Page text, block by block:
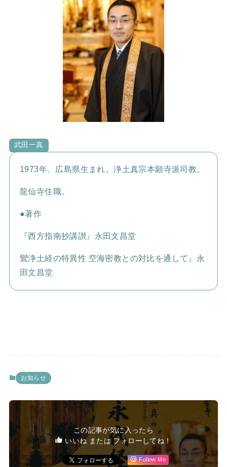
武田一真
1973年、広島県生まれ。浄土真宗本願寺派司教。
龍仙寺住職。
●著作
『西方指南抄講讃』永田文昌堂
鸞浄土経の特異性 空海密教との対比を通して』永
田文昌堂
お知らせ
この記事が気に入ったら
いいね または フォローしてね！
Follow Me